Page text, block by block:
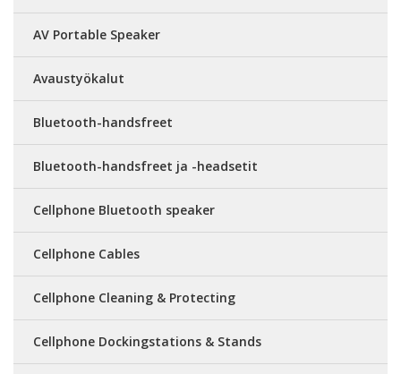
AV Portable Speaker
Avaustyökalut
Bluetooth-handsfreet
Bluetooth-handsfreet ja -headsetit
Cellphone Bluetooth speaker
Cellphone Cables
Cellphone Cleaning & Protecting
Cellphone Dockingstations & Stands